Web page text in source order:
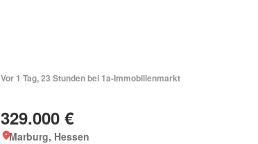
Vor 1 Tag, 23 Stunden bei 1a-Immobilienmarkt
329.000 €
Marburg, Hessen